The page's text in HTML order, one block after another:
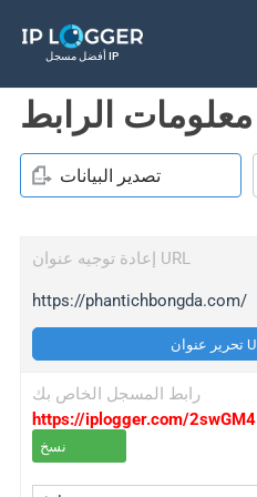
أفضل مسجل IP
معلومات الرابط
تصدير البيانات
إعادة توجيه عنوان URL
https://phantichbongda.com/
رابط المسجل الخاص بك
https://iplogger.com/2swGM4
نسخ